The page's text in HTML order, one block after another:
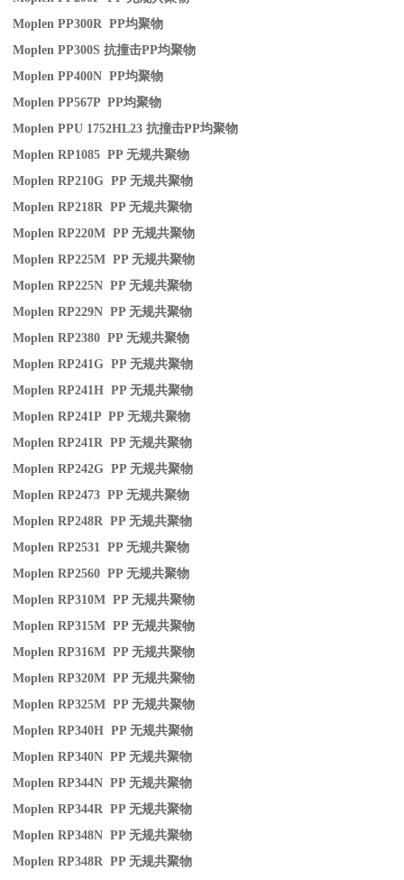
Moplen PP300R PP均聚物
Moplen PP300S抗撞击PP均聚物
Moplen PP400N PP均聚物
Moplen PP567P PP均聚物
Moplen PPU 1752HL23抗撞击PP均聚物
Moplen RP1085 PP无规共聚物
Moplen RP210G PP无规共聚物
Moplen RP218R PP无规共聚物
Moplen RP220M PP无规共聚物
Moplen RP225M PP无规共聚物
Moplen RP225N PP无规共聚物
Moplen RP229N PP无规共聚物
Moplen RP2380 PP无规共聚物
Moplen RP241G PP无规共聚物
Moplen RP241H PP无规共聚物
Moplen RP241P PP无规共聚物
Moplen RP241R PP无规共聚物
Moplen RP242G PP无规共聚物
Moplen RP2473 PP无规共聚物
Moplen RP248R PP无规共聚物
Moplen RP2531 PP无规共聚物
Moplen RP2560 PP无规共聚物
Moplen RP310M PP无规共聚物
Moplen RP315M PP无规共聚物
Moplen RP316M PP无规共聚物
Moplen RP320M PP无规共聚物
Moplen RP325M PP无规共聚物
Moplen RP340H PP无规共聚物
Moplen RP340N PP无规共聚物
Moplen RP344N PP无规共聚物
Moplen RP344R PP无规共聚物
Moplen RP348N PP无规共聚物
Moplen RP348R PP无规共聚物